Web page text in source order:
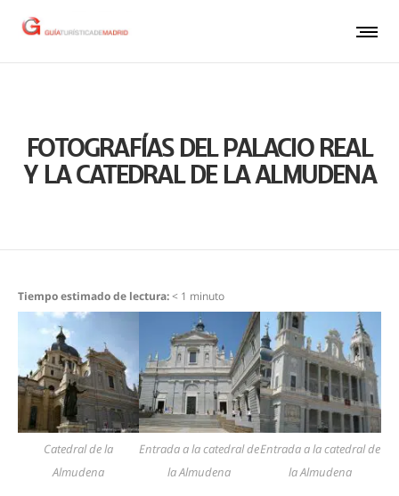
FOTOGRAFÍAS DEL PALACIO REAL
Y LA CATEDRAL DE LA ALMUDENA
Tiempo estimado de lectura:< 1 minuto
Catedral de la
Almudena
Entrada a la catedral de
la Almudena
Entrada a la catedral de
la Almudena